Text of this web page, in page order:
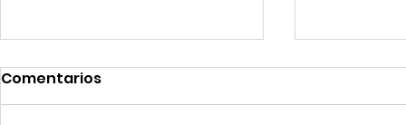
Comentarios